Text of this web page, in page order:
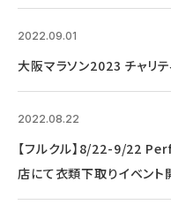
2022.09.01
大阪マラソン2023 チャリ
2022.08.22
【フルクル】8/22-9/22
店にて衣類下取りイベント